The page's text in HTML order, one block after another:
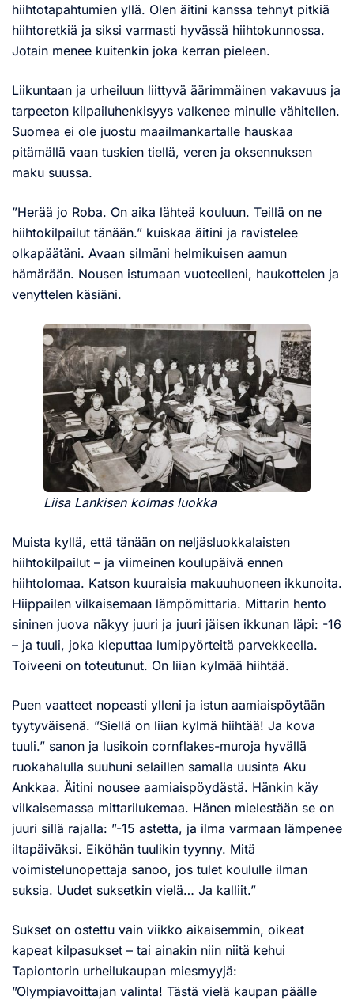
hiihtotapahtumien yllä. Olen äitini kanssa tehnyt pitkiä
hiihtoretkiä ja siksi varmasti hyvässä hiihtokunnossa.
Jotain menee kuitenkin joka kerran pieleen.
Liikuntaan ja urheiluun liittyvä äärimmäinen vakavuus ja
tarpeeton kilpailuhenkisyys valkenee minulle vähitellen.
Suomea ei ole juostu maailmankartalle hauskaa
pitämällä vaan tuskien tiellä, veren ja oksennuksen
maku suussa.
”Herää jo Roba. On aika lähteä kouluun. Teillä on ne
hiihtokilpailut tänään.” kuiskaa äitini ja ravistelee
olkapäätäni. Avaan silmäni helmikuisen aamun
hämärään. Nousen istumaan vuoteelleni, haukottelen ja
venyttelen käsiäni.
Liisa Lankisen kolmas luokka
Muista kyllä, että tänään on neljäsluokkalaisten
hiihtokilpailut – ja viimeinen koulupäivä ennen
hiihtolomaa. Katson kuuraisia makuuhuoneen ikkunoita.
Hiippailen vilkaisemaan lämpömittaria. Mittarin hento
sininen juova näkyy juuri ja juuri jäisen ikkunan läpi: -16
– ja tuuli, joka kieputtaa lumipyörteitä parvekkeella.
Toiveeni on toteutunut. On liian kylmää hiihtää.
Puen vaatteet nopeasti ylleni ja istun aamiaispöytään
tyytyväisenä. ”Siellä on liian kylmä hiihtää! Ja kova
tuuli.” sanon ja lusikoin cornflakes-muroja hyvällä
ruokahalulla suuhuni selaillen samalla uusinta Aku
Ankkaa. Äitini nousee aamiaispöydästä. Hänkin käy
vilkaisemassa mittarilukemaa. Hänen mielestään se on
juuri sillä rajalla: ”-15 astetta, ja ilma varmaan lämpenee
iltapäiväksi. Eiköhän tuulikin tyynny. Mitä
voimistelunopettaja sanoo, jos tulet koululle ilman
suksia. Uudet suksetkin vielä… Ja kalliit.”
Sukset on ostettu vain viikko aikaisemmin, oikeat
kapeat kilpasukset – tai ainakin niin niitä kehui
Tapiontorin urheilukaupan miesmyyjä:
”Olympiavoittajan valinta! Tästä vielä kaupan päälle